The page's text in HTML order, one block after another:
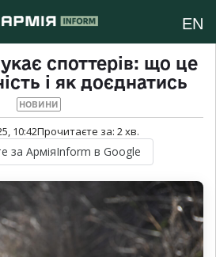
EN
споттерів: що це
і як доєднатись
НОВИНИ
10:42Прочитаєте за: 2хв.
за АрміяInform в Google